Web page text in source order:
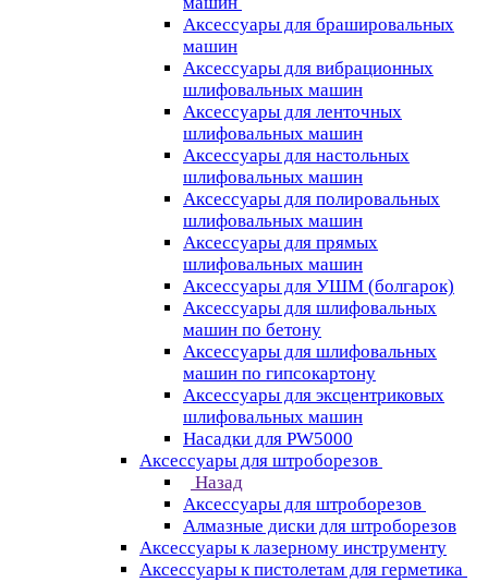
Аксессуары для брашировальных
машин
Аксессуары для вибрационных
шлифовальных машин
Аксессуары для ленточных
шлифовальных машин
Аксессуары для настольных
шлифовальных машин
Аксессуары для полировальных
шлифовальных машин
Аксессуары для прямых
шлифовальных машин
Аксессуары для УШМ (болгарок)
Аксессуары для шлифовальных
машин по бетону
Аксессуары для шлифовальных
машин по гипсокартону
Аксессуары для эксцентриковых
шлифовальных машин
Насадки для PW5000
Аксессуары для штроборезов
Назад
Аксессуары для штроборезов
Алмазные диски для штроборезов
Аксессуары к лазерному инструменту
Аксессуары к пистолетам для герметика